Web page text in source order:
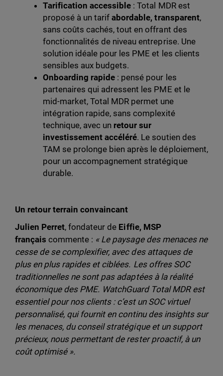
Tarification accessible : Total MDR est
proposé à un tarifabordable, transparent,
sans coûts cachés, tout en offrant des
fonctionnalités de niveau entreprise. Une
solution idéale pour les PME et les clients
sensibles aux budgets.
Onboarding rapide : pensé pour les
partenaires qui adressent les PME et le
mid-market, Total MDR permet une
intégration rapide, sans complexité
technique, avec un retour sur
investissement accéléré. Le soutien des
TAM se prolonge bien après le déploiement,
pour un accompagnement stratégique
durable.
Un retour terrain convaincant
Julien Perret, fondateur de Eiffie, MSP
français commente : « Le paysage des menaces ne
cesse de se complexifier, avec des attaques de
plus en plus rapides et ciblées. Les offres SOC
traditionnelles ne sont pas adaptées à la réalité
économique des PME. WatchGuard Total MDR est
essentiel pour nos clients : c’est un SOC virtuel
personnalisé, qui fournit en continu des insights sur
les menaces, du conseil stratégique et un support
précieux, nous permettant de rester proactif, à un
coût optimisé ».